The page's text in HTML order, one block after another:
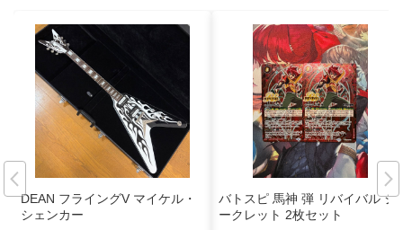
DEAN フライングV マイケル・
シェンカー
バトスピ 馬神 弾 リバイバル シ
ークレット 2枚セット